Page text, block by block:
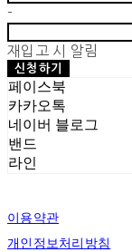
-
재입고 시 알림
신청하기
페이스북
카카오톡
네이버 블로그
밴드
라인
이용약관
개인정보처리방침